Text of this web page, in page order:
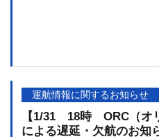
運航情報に関するお知らせ
【1/31 18時 ORC（オ
による遅延・欠航のお知